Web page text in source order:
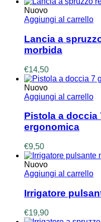
Nuovo
Aggiungi al carrello
Lancia a
morbida
€14,50
Nuovo
Aggiungi al carrello
Pistola a doccia
ergonomica
€9,50
Nuovo
Aggiungi al carrello
Irrigatore
€19,90